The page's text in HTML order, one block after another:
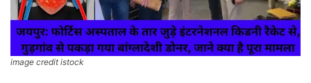
image credit istock